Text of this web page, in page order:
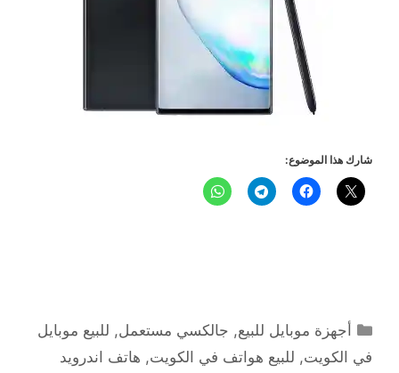
شارك هذا الموضوع:
التصنيفات
أجهزة موبايل للبيع, جالكسي مستعمل, للبيع موبايل
في الكويت, للبيع هواتف في الكويت, هاتف اندرويد